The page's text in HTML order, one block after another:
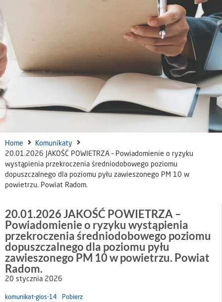
Home
Komunikaty
20.01.2026 JAKOŚĆ POWIETRZA – Powiadomienie o ryzyku
wystąpienia przekroczenia średniodobowego poziomu
dopuszczalnego dla poziomu pyłu zawieszonego PM 10 w
powietrzu. Powiat Radom.
20.01.2026 JAKOŚĆ POWIETRZA –
Powiadomienie o ryzyku wystąpienia
przekroczenia średniodobowego poziomu
dopuszczalnego dla poziomu pyłu
zawieszonego PM 10 w powietrzu. Powiat
Radom.
20 stycznia 2026
komunikat-gios-14 Pobierz